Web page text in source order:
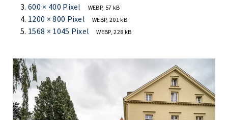
600 × 400 Pixel WEBP, 57 kB
1200 × 800 Pixel WEBP, 201 kB
1568 × 1045 Pixel WEBP, 228 kB